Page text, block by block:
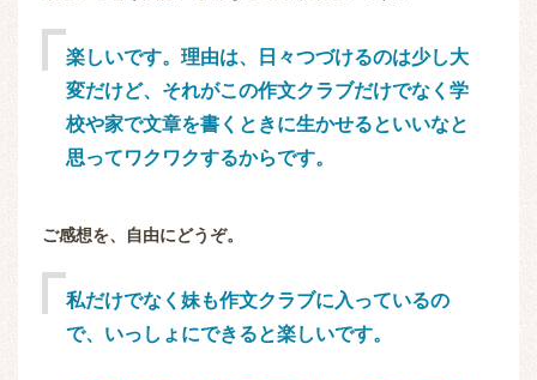
楽しいです。理由は、日々つづけるのは少し大
変だけど、それがこの作文クラブだけでなく学
校や家で文章を書くときに生かせるといいなと
思ってワクワクするからです。
ご感想を、自由にどうぞ。
私だけでなく妹も作文クラブに入っているの
で、いっしょにできると楽しいです。